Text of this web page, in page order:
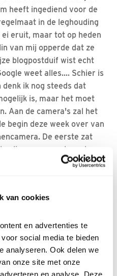
van cookies
en advertenties te
social media te bieden
analyseren. Ook delen we
onze site met onze
en analyse. Deze
heeft ingediend voor de
in de leghouding
eruit, maar tot op heden
van mij opperde dat ze
blogpostduif wist echt
weet alles.... Schier is
ik nog steeds dat
is, maar het moet
Aan de camera's zal het
begin deze week over van
De eerste zat
vliegen, maar de ander
hypernion-coating of
ook kijken, we zien een
elkaar krijgt om te doen
is natuur de natuur en zijn
houden...